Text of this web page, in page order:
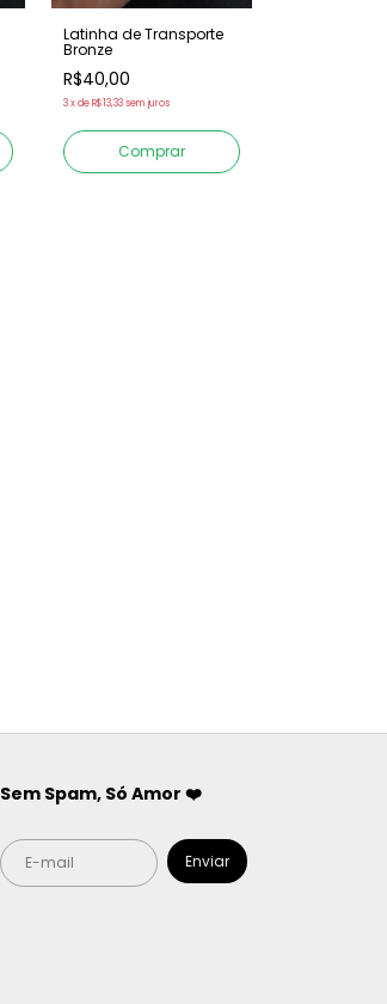
Latinha de Transporte
Bronze
R$40,00
3xdeR$13,33sem juros
Sem Spam, Só Amor ❤️